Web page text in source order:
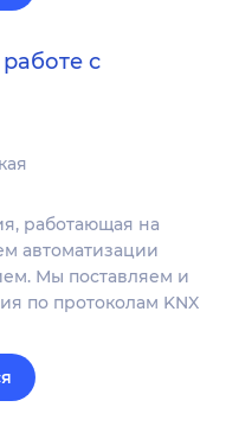
с
работающая на
автоматизации
Мы поставляем и
по протоколам KNX